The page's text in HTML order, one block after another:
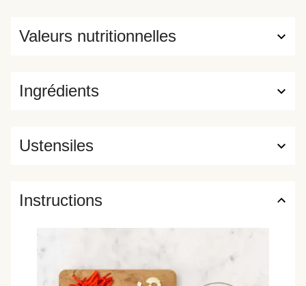
Ingrédients
Valeurs nutritionnelles
Ustensiles
Instructions